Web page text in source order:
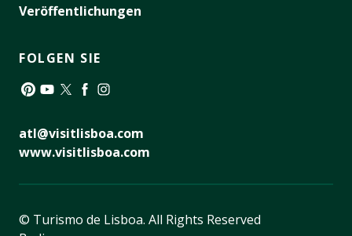
Veröffentlichungen
FOLGEN SIE
atl@visitlisboa.com
www.visitlisboa.com
© Turismo de Lisboa. All Rights Reserved